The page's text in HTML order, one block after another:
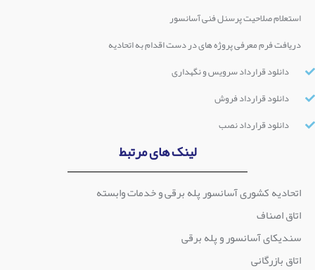
استعلام صلاحیت پرسنل فنی آسانسور
دریافت فرم معرفی پروژه های در دست اقدام به اتحادیه
دانلود قرارداد سرویس و نگهداری
دانلود قرارداد فروش
دانلود قرارداد نصب
لینک های مرتبط
اتحادیه کشوری آسانسور پله برقی و خدمات وابسته
اتاق اصناف
سندیکای آسانسور و پله برقی
اتاق بازرگانی